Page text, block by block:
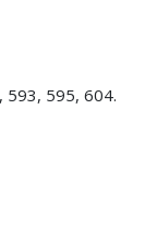
595, 604.